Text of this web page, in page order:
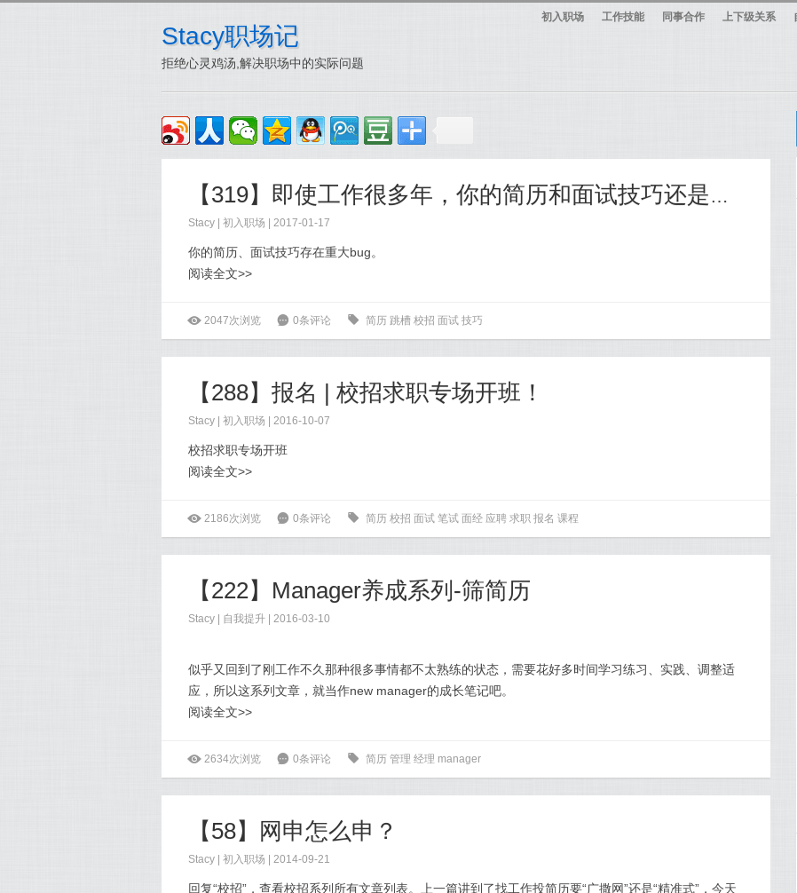
Stacy职场记
拒绝心灵鸡汤,解决职场中的实际问题
初入职场 工作技能 同事合作 上下级关系
【319】即使工作很多年，你的简历和面试技巧还是那么糟
Stacy 初入职场 | 2017-01-17
你的简历、面试技巧存在重大bug。
阅读全文>>
ė 2047次浏览 6 0条评论 0 简历 跳槽 校招 面试 技巧
【288】报名 | 校招求职专场开班！
Stacy 初入职场 | 2016-10-07
校招求职专场开班
阅读全文>>
ė 2186次浏览 6 0条评论 0 简历 校招 面试 笔试 面经 应聘 求职 报名 课程
【222】Manager养成系列-筛简历
Stacy 自我提升 | 2016-03-10
似乎又回到了刚工作不久那种很多事情都不太熟练的状态，需要花好多时间学习练习、实践、调整适
应，所以这系列文章，就当作new manager的成长笔记吧。
阅读全文>>
ė 2634次浏览 6 0条评论 0 简历 管理 经理 manager
【58】网申怎么申？
Stacy 初入职场 | 2014-09-21
回复“校招”，查看校招系列所有文章列表。上一篇讲到了找工作投简历要“广撒网”还是“精准式”，今天